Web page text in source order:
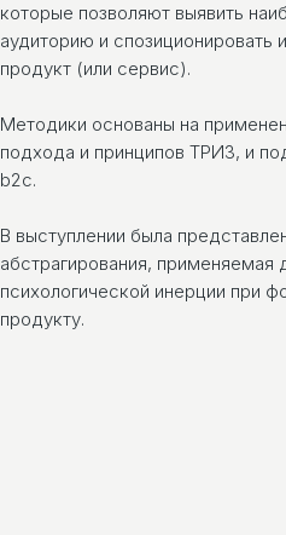
которые позволяют выявить
аудиторию и спозиционировать
продукт (или сервис).
Методики основаны на
подхода и принципов ТРИЗ, и
b2c.
В выступлении была
абстрагирования, применяемая
психологической инерции при
продукту.